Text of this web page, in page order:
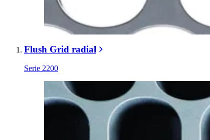
Flush Grid radial
Serie 2200